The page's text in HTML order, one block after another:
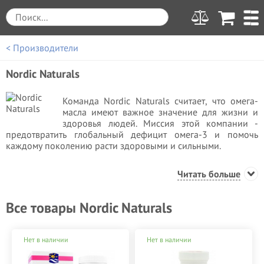
< Производители
Nordic Naturals
Команда Nordic Naturals считает, что омега-
масла имеют важное значение для жизни и
здоровья людей. Миссия этой компании -
предотвратить глобальный дефицит омега-3 и помочь
каждому поколению расти здоровыми и сильными.
потребителям одно из самых безопасных и эффективных
арктической Норвегии, где вырос основатель компании
Joar Opheim и где рыбий жир является частью
Когда Joar приехал в Калифорнию в середине 1980-х
годов, чтобы завершить свое обучение, ему не удалось
Читать больше
Все товары Nordic Naturals
Нет в наличии Нет в наличии